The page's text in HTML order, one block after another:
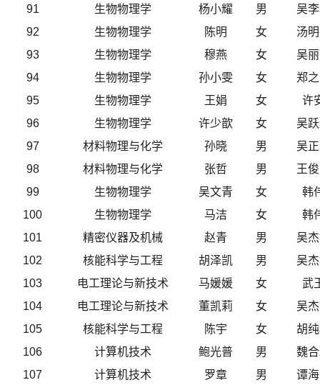
91
生物物理学 杨小耀 男
吴
92
生物物理学 陈明 女
汤
93
生物物理学 穆燕 女
吴
94
生物物理学 孙小雯 女
郑
95
生物物理学 王娟 女
许
96
生物物理学 许少歆 女
吴
97
材料物理与化学 孙晓 男
吴
98
材料物理与化学 张哲 男
王
99
生物物理学 吴文青 女
韩
100
生物物理学 马洁 女
韩
101
精密仪器及机械 赵青 男
吴
102
核能科学与工程 胡泽凯 男
吴
103
电工理论与新技术 马媛媛 女
武
104
电工理论与新技术 董凯莉 女
吴
105
核能科学与工程 陈宇 女
胡
106
计算机技术 鲍光普 男
魏
107
计算机技术 罗章 男
谭